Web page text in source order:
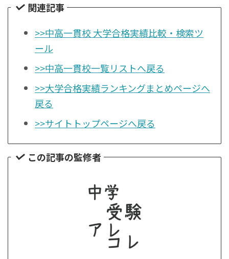
関連記事
>>中高一貫校 大学合格実績比較・検索ツ
ール
>>中高一貫校一覧リストへ戻る
>>大学合格実績ランキングまとめページへ
戻る
>>サイトトップページへ戻る
この記事の監修者